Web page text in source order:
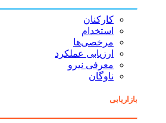
کارکنان
استخدام
مرخصی‌ها
ارزیابی عملکرد
معرفی نیرو
ناوگان
بازاریابی